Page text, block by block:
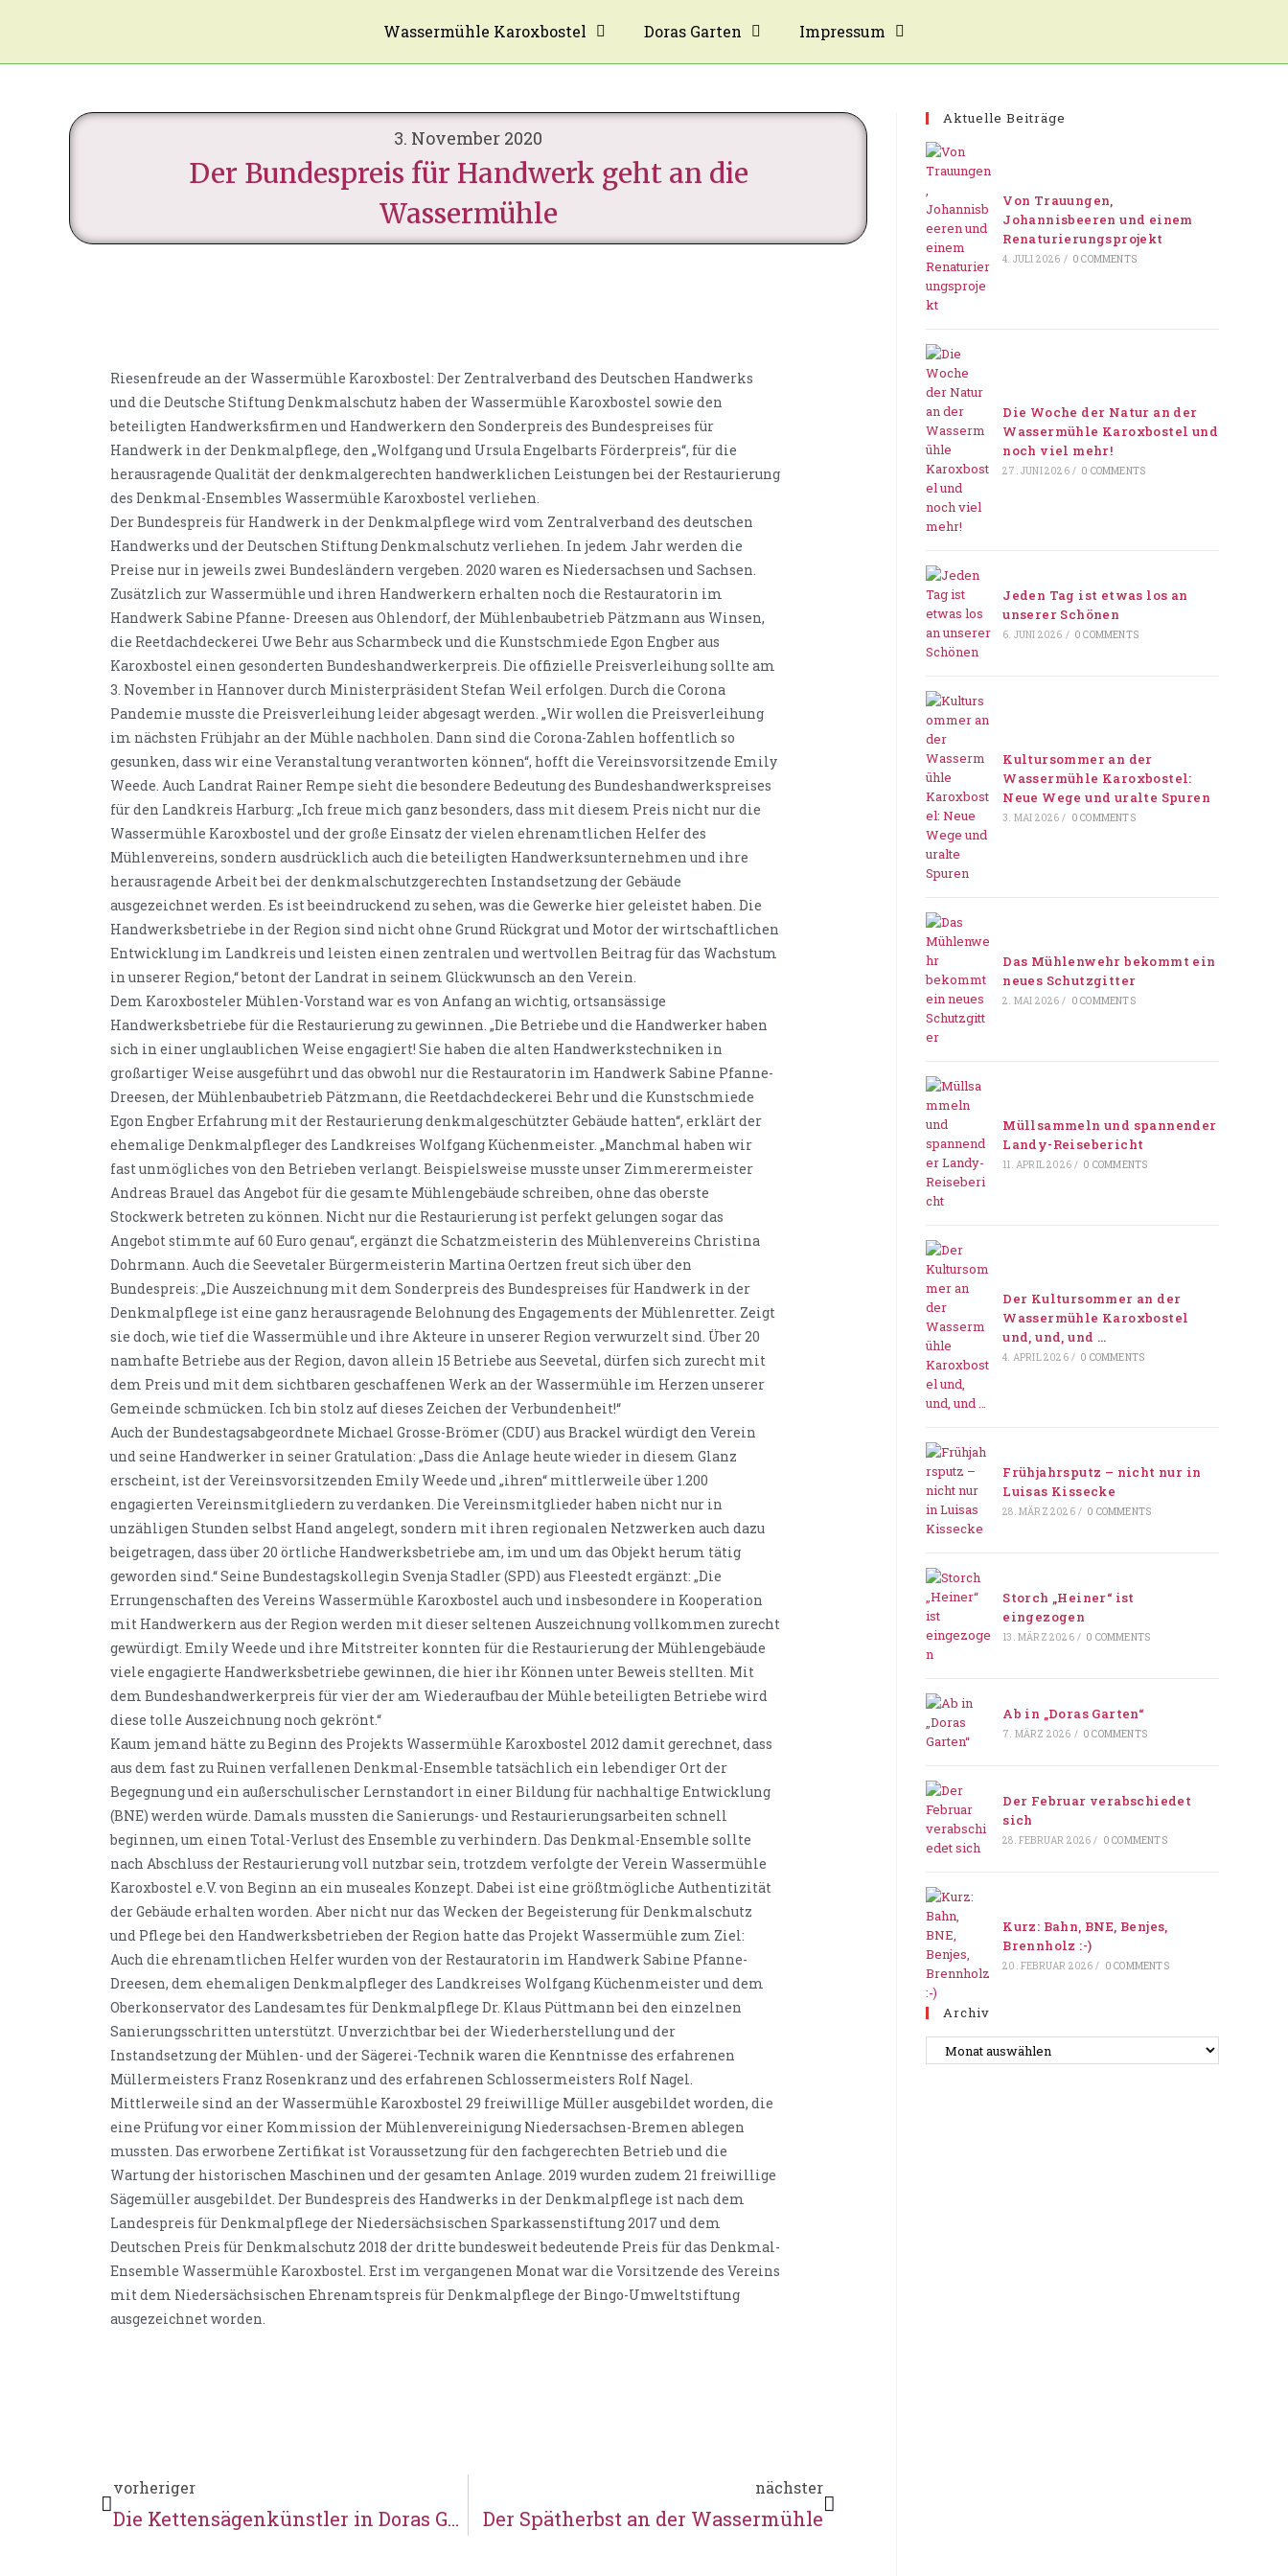
Wassermühle Karoxbostel Doras Garten Impressum
3. November 2020
Der Bundespreis für Handwerk geht an die
Wassermühle
Riesenfreude an der Wassermühle Karoxbostel: Der Zentralverband des Deutschen Handwerks
und die Deutsche Stiftung Denkmalschutz haben der Wassermühle Karoxbostel sowie den
beteiligten Handwerksfirmen und Handwerkern den Sonderpreis des Bundespreises für
Handwerk in der Denkmalpflege, den „Wolfgang und Ursula Engelbarts Förderpreis“, für die
herausragende Qualität der denkmalgerechten handwerklichen Leistungen bei der Restaurierung
des Denkmal-Ensembles Wassermühle Karoxbostel verliehen.
Der Bundespreis für Handwerk in der Denkmalpflege wird vom Zentralverband des deutschen
Handwerks und der Deutschen Stiftung Denkmalschutz verliehen. In jedem Jahr werden die
Preise nur in jeweils zwei Bundesländern vergeben. 2020 waren es Niedersachsen und Sachsen.
Zusätzlich zur Wassermühle und ihren Handwerkern erhalten noch die Restauratorin im
Handwerk Sabine Pfanne- Dreesen aus Ohlendorf, der Mühlenbaubetrieb Pätzmann aus Winsen,
die Reetdachdeckerei Uwe Behr aus Scharmbeck und die Kunstschmiede Egon Engber aus
Karoxbostel einen gesonderten Bundeshandwerkerpreis. Die offizielle Preisverleihung sollte am
3. November in Hannover durch Ministerpräsident Stefan Weil erfolgen. Durch die Corona
Pandemie musste die Preisverleihung leider abgesagt werden. „Wir wollen die Preisverleihung
im nächsten Frühjahr an der Mühle nachholen. Dann sind die Corona-Zahlen hoffentlich so
gesunken, dass wir eine Veranstaltung verantworten können“, hofft die Vereinsvorsitzende Emily
Weede. Auch Landrat Rainer Rempe sieht die besondere Bedeutung des Bundeshandwerkspreises
für den Landkreis Harburg: „Ich freue mich ganz besonders, dass mit diesem Preis nicht nur die
Wassermühle Karoxbostel und der große Einsatz der vielen ehrenamtlichen Helfer des
Mühlenvereins, sondern ausdrücklich auch die beteiligten Handwerksunternehmen und ihre
herausragende Arbeit bei der denkmalschutzgerechten Instandsetzung der Gebäude
ausgezeichnet werden. Es ist beeindruckend zu sehen, was die Gewerke hier geleistet haben. Die
Handwerksbetriebe in der Region sind nicht ohne Grund Rückgrat und Motor der wirtschaftlichen
Entwicklung im Landkreis und leisten einen zentralen und wertvollen Beitrag für das Wachstum
in unserer Region,“ betont der Landrat in seinem Glückwunsch an den Verein.
Dem Karoxbosteler Mühlen-Vorstand war es von Anfang an wichtig, ortsansässige
Handwerksbetriebe für die Restaurierung zu gewinnen. „Die Betriebe und die Handwerker haben
sich in einer unglaublichen Weise engagiert! Sie haben die alten Handwerkstechniken in
großartiger Weise ausgeführt und das obwohl nur die Restauratorin im Handwerk Sabine Pfanne-
Dreesen, der Mühlenbaubetrieb Pätzmann, die Reetdachdeckerei Behr und die Kunstschmiede
Egon Engber Erfahrung mit der Restaurierung denkmalgeschützter Gebäude hatten“, erklärt der
ehemalige Denkmalpfleger des Landkreises Wolfgang Küchenmeister. „Manchmal haben wir
fast unmögliches von den Betrieben verlangt. Beispielsweise musste unser Zimmerermeister
Andreas Brauel das Angebot für die gesamte Mühlengebäude schreiben, ohne das oberste
Stockwerk betreten zu können. Nicht nur die Restaurierung ist perfekt gelungen sogar das
Angebot stimmte auf 60 Euro genau“, ergänzt die Schatzmeisterin des Mühlenvereins Christina
Dohrmann. Auch die Seevetaler Bürgermeisterin Martina Oertzen freut sich über den
Bundespreis: „Die Auszeichnung mit dem Sonderpreis des Bundespreises für Handwerk in der
Denkmalpflege ist eine ganz herausragende Belohnung des Engagements der Mühlenretter. Zeigt
sie doch, wie tief die Wassermühle und ihre Akteure in unserer Region verwurzelt sind. Über 20
namhafte Betriebe aus der Region, davon allein 15 Betriebe aus Seevetal, dürfen sich zurecht mit
dem Preis und mit dem sichtbaren geschaffenen Werk an der Wassermühle im Herzen unserer
Gemeinde schmücken. Ich bin stolz auf dieses Zeichen der Verbundenheit!“
Auch der Bundestagsabgeordnete Michael Grosse-Brömer (CDU) aus Brackel würdigt den Verein
und seine Handwerker in seiner Gratulation: „Dass die Anlage heute wieder in diesem Glanz
erscheint, ist der Vereinsvorsitzenden Emily Weede und „ihren“ mittlerweile über 1.200
engagierten Vereinsmitgliedern zu verdanken. Die Vereinsmitglieder haben nicht nur in
unzähligen Stunden selbst Hand angelegt, sondern mit ihren regionalen Netzwerken auch dazu
beigetragen, dass über 20 örtliche Handwerksbetriebe am, im und um das Objekt herum tätig
geworden sind.“ Seine Bundestagskollegin Svenja Stadler (SPD) aus Fleestedt ergänzt: „Die
Errungenschaften des Vereins Wassermühle Karoxbostel auch und insbesondere in Kooperation
mit Handwerkern aus der Region werden mit dieser seltenen Auszeichnung vollkommen zurecht
gewürdigt. Emily Weede und ihre Mitstreiter konnten für die Restaurierung der Mühlengebäude
viele engagierte Handwerksbetriebe gewinnen, die hier ihr Können unter Beweis stellten. Mit
dem Bundeshandwerkerpreis für vier der am Wiederaufbau der Mühle beteiligten Betriebe wird
diese tolle Auszeichnung noch gekrönt.“
Kaum jemand hätte zu Beginn des Projekts Wassermühle Karoxbostel 2012 damit gerechnet, dass
aus dem fast zu Ruinen verfallenen Denkmal-Ensemble tatsächlich ein lebendiger Ort der
Begegnung und ein außerschulischer Lernstandort in einer Bildung für nachhaltige Entwicklung
(BNE) werden würde. Damals mussten die Sanierungs- und Restaurierungsarbeiten schnell
beginnen, um einen Total-Verlust des Ensemble zu verhindern. Das Denkmal-Ensemble sollte
nach Abschluss der Restaurierung voll nutzbar sein, trotzdem verfolgte der Verein Wassermühle
Karoxbostel e.V. von Beginn an ein museales Konzept. Dabei ist eine größtmögliche Authentizität
der Gebäude erhalten worden. Aber nicht nur das Wecken der Begeisterung für Denkmalschutz
und Pflege bei den Handwerksbetrieben der Region hatte das Projekt Wassermühle zum Ziel:
Auch die ehrenamtlichen Helfer wurden von der Restauratorin im Handwerk Sabine Pfanne-
Dreesen, dem ehemaligen Denkmalpfleger des Landkreises Wolfgang Küchenmeister und dem
Oberkonservator des Landesamtes für Denkmalpflege Dr. Klaus Püttmann bei den einzelnen
Sanierungsschritten unterstützt. Unverzichtbar bei der Wiederherstellung und der
Instandsetzung der Mühlen- und der Sägerei-Technik waren die Kenntnisse des erfahrenen
Müllermeisters Franz Rosenkranz und des erfahrenen Schlossermeisters Rolf Nagel.
Mittlerweile sind an der Wassermühle Karoxbostel 29 freiwillige Müller ausgebildet worden, die
eine Prüfung vor einer Kommission der Mühlenvereinigung Niedersachsen-Bremen ablegen
mussten. Das erworbene Zertifikat ist Voraussetzung für den fachgerechten Betrieb und die
Wartung der historischen Maschinen und der gesamten Anlage. 2019 wurden zudem 21 freiwillige
Sägemüller ausgebildet. Der Bundespreis des Handwerks in der Denkmalpflege ist nach dem
Landespreis für Denkmalpflege der Niedersächsischen Sparkassenstiftung 2017 und dem
Deutschen Preis für Denkmalschutz 2018 der dritte bundesweit bedeutende Preis für das Denkmal-
Ensemble Wassermühle Karoxbostel. Erst im vergangenen Monat war die Vorsitzende des Vereins
mit dem Niedersächsischen Ehrenamtspreis für Denkmalpflege der Bingo-Umweltstiftung
ausgezeichnet worden.
vorheriger
Die Kettensägenkünstler in Doras Garten
nächster
Der Spätherbst an der Wassermühle
Aktuelle Beiträge
Von Trauungen,
Johannisbeeren und einem
Renaturierungsprojekt
4. JULI 2026 / 0 COMMENTS
Die Woche der Natur an der
Wassermühle Karoxbostel und
noch viel mehr!
27. JUNI 2026 / 0 COMMENTS
Jeden Tag ist etwas los an
unserer Schönen
6. JUNI 2026 / 0 COMMENTS
Kultursommer an der
Wassermühle Karoxbostel:
Neue Wege und uralte Spuren
3. MAI 2026 / 0 COMMENTS
Das Mühlenwehr bekommt ein
neues Schutzgitter
2. MAI 2026 / 0 COMMENTS
Müllsammeln und spannender
Landy-Reisebericht
11. APRIL 2026 / 0 COMMENTS
Der Kultursommer an der
Wassermühle Karoxbostel
und, und, und …
4. APRIL 2026 / 0 COMMENTS
Frühjahrsputz – nicht nur in
Luisas Kissecke
28. MÄRZ 2026 / 0 COMMENTS
Storch „Heiner“ ist
eingezogen
13. MÄRZ 2026 / 0 COMMENTS
Ab in „Doras Garten“
7. MÄRZ 2026 / 0 COMMENTS
Der Februar verabschiedet
sich
28. FEBRUAR 2026 / 0 COMMENTS
Kurz: Bahn, BNE, Benjes,
Brennholz :-)
20. FEBRUAR 2026 / 0 COMMENTS
Archiv